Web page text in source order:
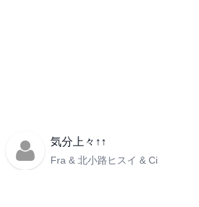
気分上々↑↑
Fra & 北小路ヒスイ & Ci